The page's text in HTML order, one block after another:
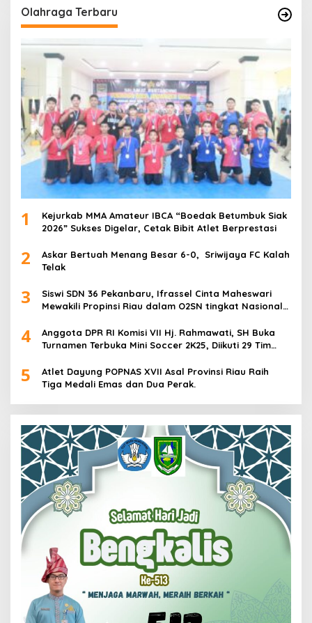
Olahraga Terbaru
1
Kejurkab MMA Amateur IBCA “Boedak Betumbuk Siak
2026” Sukses Digelar, Cetak Bibit Atlet Berprestasi
2
Askar Bertuah Menang Besar 6-0, Sriwijaya FC Kalah
Telak
3
Siswi SDN 36 Pekanbaru, Ifrassel Cinta Maheswari
Mewakili Propinsi Riau dalam O2SN tingkat Nasional
4
Anggota DPR RI Komisi VII Hj. Rahmawati, SH Buka
Turnamen Terbuka Mini Soccer 2K25, Diikuti 29 Tim
5
Atlet Dayung POPNAS XVII Asal Provinsi Riau Raih
Tiga Medali Emas dan Dua Perak.